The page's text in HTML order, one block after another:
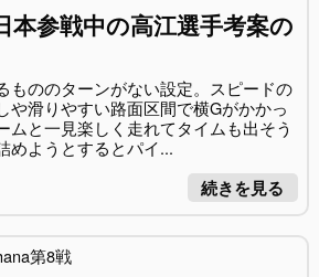
本参戦中の高江選手考案の
もののターンがない設定。スピードの
や滑りやすい路面区間で横Gがかかっ
ムと一見楽しく走れてタイムも出そう
めようとするとパイ...
続きを見る